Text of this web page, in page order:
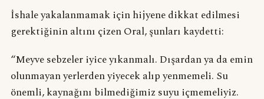
İshale yakalanmamak için hijyene dikkat edilmesi
gerektiğinin altını çizen Oral, şunları kaydetti:
“Meyve sebzeler iyice yıkanmalı. Dışardan ya da emin
olunmayan yerlerden yiyecek alıp yenmemeli. Su
önemli, kaynağını bilmediğimiz suyu içmemeliyiz.